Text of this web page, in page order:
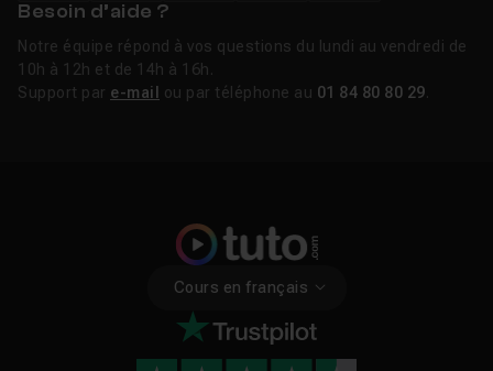
Besoin d’aide ?
Notre équipe répond à vos questions du lundi au vendredi de
10h à 12h et de 14h à 16h.
Support par e-mail ou par téléphone au 01 84 80 80 29
Cours en français